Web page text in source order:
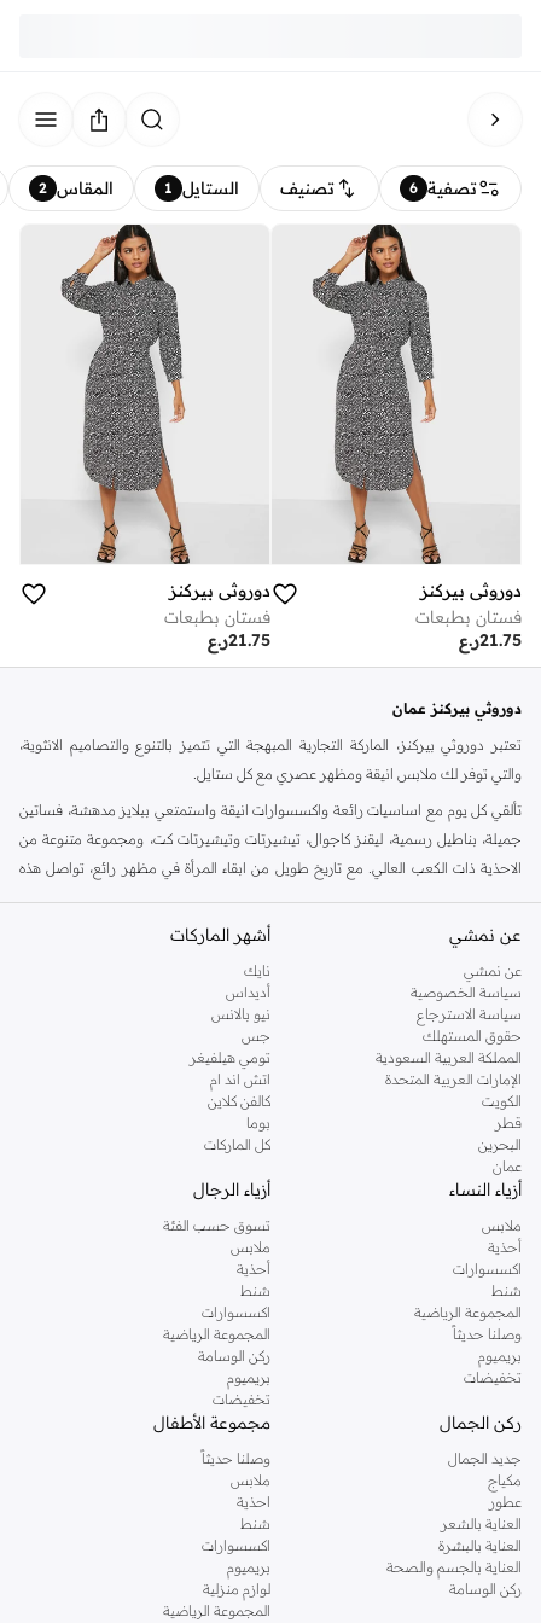
تصفية 6 تصنيف الستايل 1 المقاس 2
دوروثي بيركنز
فستان بطبعات
ر.ع21.75
دوروثي بيركنز
فستان بطبعات
ر.ع21.75
دوروثي بيركنز عمان
تعتبر دوروثي بيركنز، الماركة التجارية المبهجة التي تتميز بالتنوع والتصاميم الانثوية،
والتي توفر لك ملابس انيقة ومظهر عصري مع كل ستايل.
تألقي كل يوم مع اساسيات رائعة واكسسوارات انيقة واستمتعي ببلايز مدهشة، فساتين
جميلة، بناطيل رسمية، ليقنز كاجوال، تيشيرتات وتيشيرتات كت، ومجموعة متنوعة من
الاحذية ذات الكعب العالي. مع تاريخ طويل من ابقاء المرأة في مظهر رائع، تواصل هذه
كنت تقومين بتجديد خزانة ملابسك الملائمة للعمل، البحث عن فستان مثالي للحفلات او
اليه.
تسوقي دوروثي بيركنز اون لاين مسقط
تسوقي دوروثي بيركنز اون لاين من نمشي واستمتعي باكثر من الف ستايل من مجموعة
دوروثي بيركنز الشهيرة. تصفحي المجموعة كاملة في متجر دوروثي بيركنز اون لاين او
استخدمي القائمة لتحديد تجربة تسوق دوروثي بيركنز اون لاين. خدمة التوصيل السريعة
والدعم الاستثنائي يضمن لك تجربة تسوق ممتعة دائما مع نمشي.
عن نمشي
عن نمشي
سياسة الخصوصية
سياسة الاسترجاع
حقوق المستهلك
المملكة العربية السعودية
الإمارات العربية المتحدة
الكويت
قطر
البحرين
عمان
أشهر الماركات
نايك
أديداس
نيو بالانس
جس
تومي هيلفيغر
اتش اند ام
كالفن كلاين
بوما
كل الماركات
أزياء النساء
ملابس
أحذية
اكسسوارات
شنط
المجموعة الرياضية
وصلنا حديثاً
بريميوم
تخفيضات
أزياء الرجال
تسوق حسب الفئة
ملابس
أحذية
شنط
اكسسوارات
المجموعة الرياضية
ركن الوسامة
بريميوم
تخفيضات
ركن الجمال
جديد الجمال
مكياج
عطور
العناية بالشعر
العناية بالبشرة
العناية بالجسم والصحة
ركن الوسامة
مجموعة الأطفال
وصلنا حديثاً
ملابس
احذية
شنط
اكسسوارات
بريميوم
لوازم منزلية
المجموعة الرياضية